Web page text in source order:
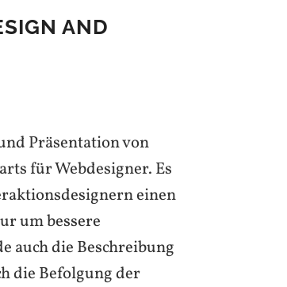
AND
Präsentation von
für Webdesigner. Es
einen
um bessere
auch die Beschreibung
die Befolgung der